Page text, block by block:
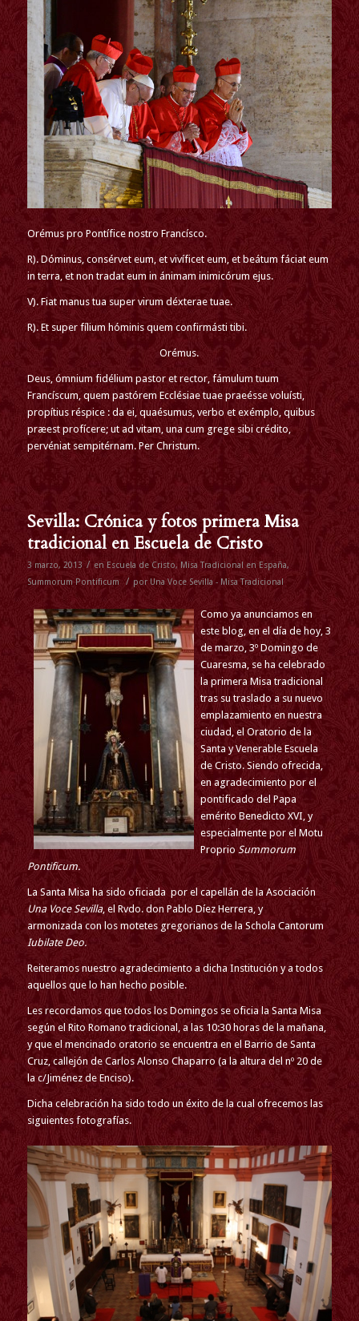
Orémus pro Pontífice nostro Francísco.
R). Dóminus, consérvet eum, et vivíficet eum, et beátum fáciat eum
in terra, et non tradat eum in ánimam inimicórum ejus.
V). Fiat manus tua super virum déxterae tuae.
R). Et super fílium hóminis quem confirmásti tibi.
Orémus.
Deus, ómnium fidélium pastor et rector, fámulum tuum
Francíscum, quem pastórem Ecclésiae tuae praeésse voluísti,
propítius réspice : da ei, quaésumus, verbo et exémplo, quibus
præest profícere; ut ad vitam, una cum grege sibi crédito,
pervéniat sempitérnam. Per Christum.
Sevilla: Crónica y fotos primera Misa
tradicional en Escuela de Cristo
3 marzo, 2013 / en Escuela de Cristo, Misa Tradicional en España,
Summorum Pontificum
/ por Una Voce Sevilla - Misa Tradicional
Como ya anunciamos en
este blog, en el día de hoy, 3
de marzo, 3º Domingo de
Cuaresma, se ha celebrado
la primera Misa tradicional
tras su traslado a su nuevo
emplazamiento en nuestra
ciudad, el Oratorio de la
Santa y Venerable Escuela
de Cristo. Siendo ofrecida,
en agradecimiento por el
pontificado del Papa
emérito Benedicto XVI, y
especialmente por el Motu
Proprio Summorum
Pontificum.
La Santa Misa ha sido oficiada por el capellán de la Asociación
Una Voce Sevilla, el Rvdo. don Pablo Díez Herrera, y
armonizada con los motetes gregorianos de la Schola Cantorum
Iubilate Deo.
Reiteramos nuestro agradecimiento a dicha Institución y a todos
aquellos que lo han hecho posible.
Les recordamos que todos los Domingos se oficia la Santa Misa
según el Rito Romano tradicional, a las 10:30 horas de la mañana,
y que el mencinado oratorio se encuentra en el Barrio de Santa
Cruz, callejón de Carlos Alonso Chaparro (a la altura del nº 20 de
la c/Jiménez de Enciso).
Dicha celebración ha sido todo un éxito de la cual ofrecemos las
siguientes fotografías.